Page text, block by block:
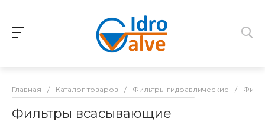
Главная / Каталог товаров / Фильтры гидравлические /
Фильтры всасывающие